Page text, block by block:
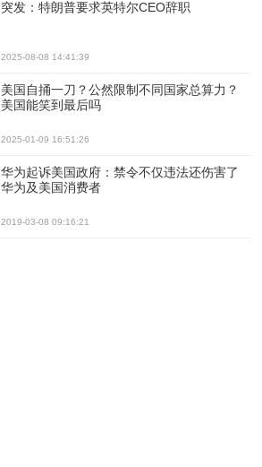
突发：特朗普要求英特尔CEO辞职
2025-08-08 14:41:39
美国自捅一刀？公然限制不同国家总算力？
美国能笑到最后吗
2025-01-09 16:51:26
华为起诉美国政府：禁令不仅违法还伤害了
华为及美国消费者
2019-03-08 09:16:21